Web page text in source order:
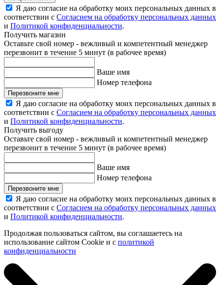
Я даю согласие на обработку моих персональных данных в
соответствии с Согласием на обработку персональных данных
и Политикой конфиденциальности.
Получить магазин
Оставьте свой номер - вежливый и компетентный менеджер
перезвонит в течение 5 минут (в рабочее время)
Ваше имя
Номер телефона
Перезвоните мне
Я даю согласие на обработку моих персональных данных в
соответствии с Согласием на обработку персональных данных
и Политикой конфиденциальности.
Получить выгоду
Оставьте свой номер - вежливый и компетентный менеджер
перезвонит в течение 5 минут (в рабочее время)
Ваше имя
Номер телефона
Перезвоните мне
Я даю согласие на обработку моих персональных данных в
соответствии с Согласием на обработку персональных данных
и Политикой конфиденциальности.
Продолжая пользоваться сайтом, вы соглашаетесь на
использование сайтом Cookie и с политикой
конфиденциальности